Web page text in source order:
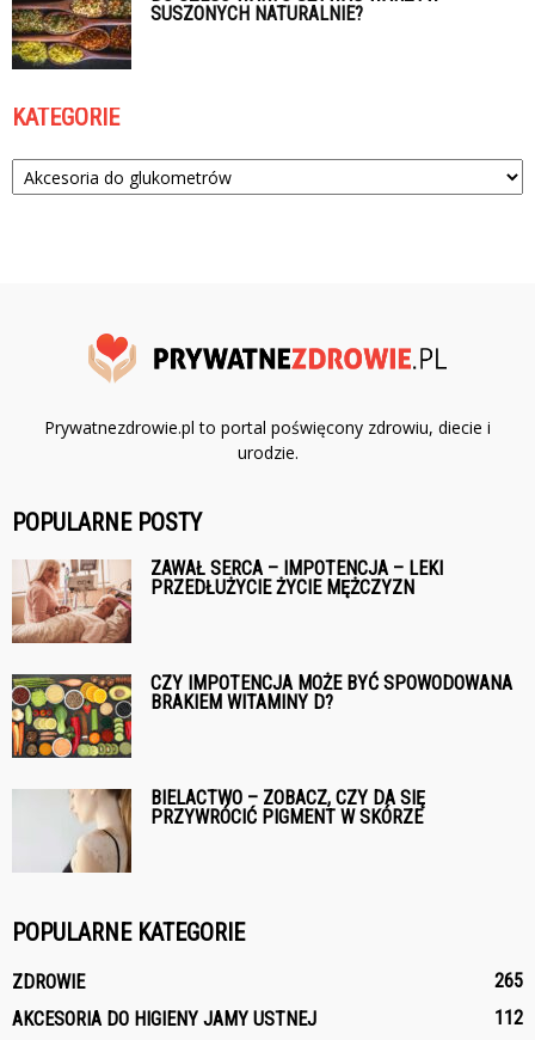
SUSZONYCH NATURALNIE?
KATEGORIE
Kategorie
Prywatnezdrowie.pl to portal poświęcony zdrowiu, diecie i
urodzie.
POPULARNE POSTY
ZAWAŁ SERCA – IMPOTENCJA – LEKI
PRZEDŁUŻYCIE ŻYCIE MĘŻCZYZN
CZY IMPOTENCJA MOŻE BYĆ SPOWODOWANA
BRAKIEM WITAMINY D?
BIELACTWO – ZOBACZ, CZY DA SIĘ
PRZYWRÓCIĆ PIGMENT W SKÓRZE
POPULARNE KATEGORIE
ZDROWIE
265
AKCESORIA DO HIGIENY JAMY USTNEJ
112